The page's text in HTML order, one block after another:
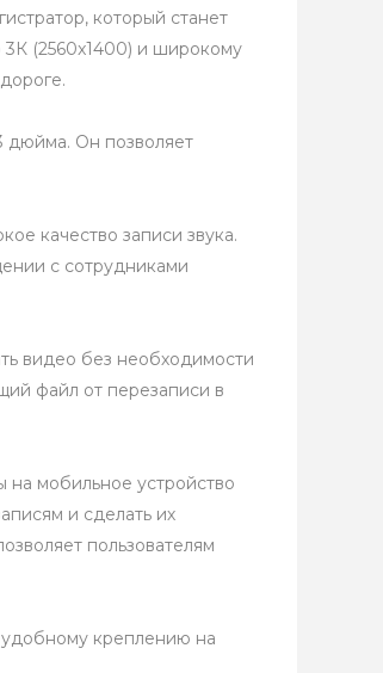
который станет
(2560x1400) и широкому
дюйма. Он позволяет
качество записи звука.
с сотрудниками
видео без необходимости
файл от перезаписи в
на мобильное устройство
и сделать их
пользователям
удобному креплению на